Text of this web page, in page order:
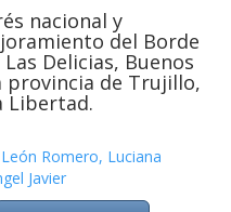
nacional y
del Borde
Delicias, Buenos
provincia de Trujillo,
Libertad.
León Romero, Luciana
Javier